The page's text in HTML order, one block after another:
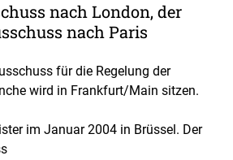
nach London, der
nach Paris
für die Regelung der
wird in Frankfurt/Main sitzen.
im Januar 2004 in Brüssel. Der